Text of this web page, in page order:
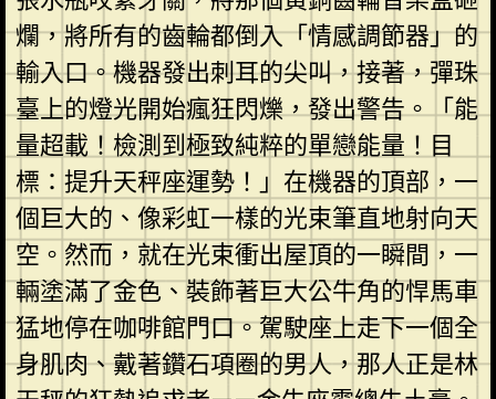
爛，將所有的齒輪都倒入「情感調節器」的
輸入口。機器發出刺耳的尖叫，接著，彈珠
臺上的燈光開始瘋狂閃爍，發出警告。「能
量超載！檢測到極致純粹的單戀能量！目
標：提升天秤座運勢！」在機器的頂部，一
個巨大的、像彩虹一樣的光束筆直地射向天
空。然而，就在光束衝出屋頂的一瞬間，一
輛塗滿了金色、裝飾著巨大公牛角的悍馬車
猛地停在咖啡館門口。駕駛座上走下一個全
身肌肉、戴著鑽石項圈的男人，那人正是林